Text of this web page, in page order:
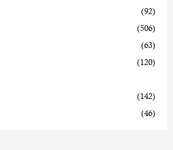
(92)
(506)
(63)
(120)
(142)
(46)